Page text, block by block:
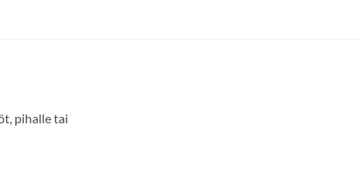
pihalle tai